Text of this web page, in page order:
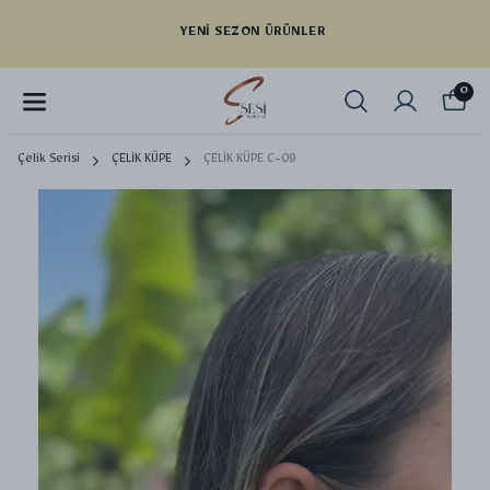
YENI SEZON ÜRÜNLER
0
Çelik Serisi ÇELİK KÜPE ÇELİK KÜPE C-09